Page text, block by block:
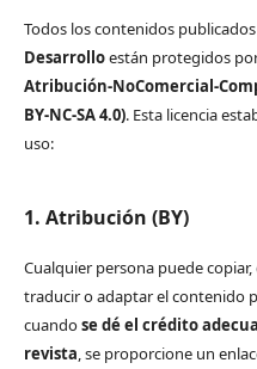
Todos los contenidos
Desarrolloestán protegidos
Atribución-NoComercial-
BY-NC-SA 4.0). Esta licencia
uso:
1. Atribución (BY)
Cualquier persona puede
traducir o adaptar el contenido
cuandose dé el crédito
revista, se proporcione un